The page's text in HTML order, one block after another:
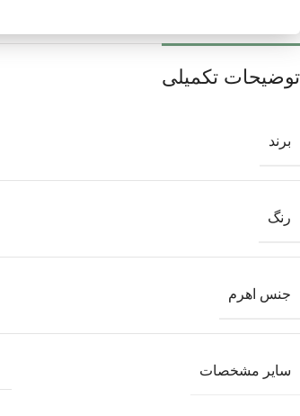
توضیحات تکمیلی
برند
رنگ
جنس اهرم
سایر مشخصات